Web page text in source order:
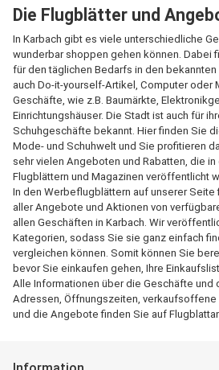
Die Flugblätter und
In Karbach gibt es viele unterschiedliche
wunderbar shoppen gehen können. Dabei
für den täglichen Bedarfs in den
auch Do-it-yourself-Artikel, Computer oder
Geschäfte, wie z.B. Baumärkte,
Einrichtungshäuser. Die Stadt ist auch für
Schuhgeschäfte bekannt. Hier finden Sie
Mode- und Schuhwelt und Sie profitieren
sehr vielen Angeboten und Rabatten, die
Flugblättern und Magazinen veröffentlicht
In den Werbeflugblättern auf unserer
aller Angebote und Aktionen von
allen Geschäften in Karbach. Wir
Kategorien, sodass Sie sie ganz einfach
vergleichen können. Somit können Sie
bevor Sie einkaufen gehen, Ihre
Alle Informationen über die Geschäfte und
Adressen, Öffnungszeiten,
und die Angebote finden Sie auf